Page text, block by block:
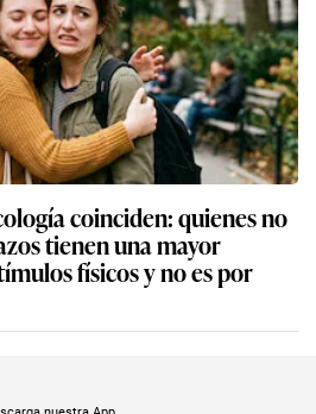
coinciden: quienes no
tienen una mayor
físicos y no es por